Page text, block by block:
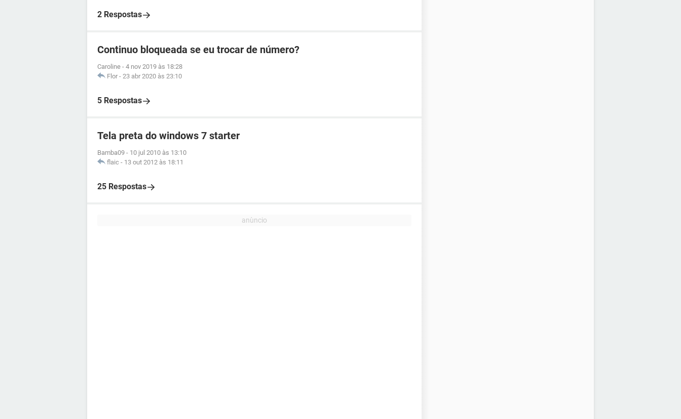
2 Respostas
Continuo bloqueada se eu trocar de número?
Caroline - 4 nov 2019 às 18:28
Flor - 23 abr 2020 às 23:10
5 Respostas
Tela preta do windows 7 starter
Bamba09 - 10 jul 2010 às 13:10
flaic - 13 out 2012 às 18:11
25 Respostas